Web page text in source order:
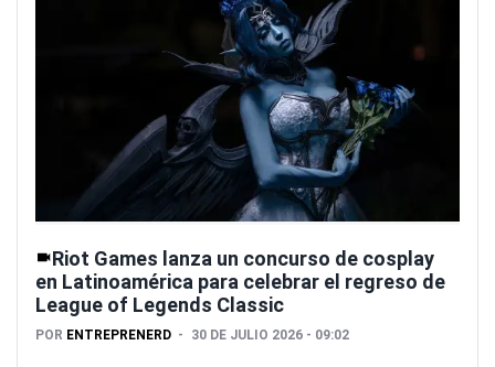
Riot Games lanza un concurso de cosplay
en Latinoamérica para celebrar el regreso de
League of Legends Classic
POR ENTREPRENERD 30 DE JULIO 2026 - 09:02